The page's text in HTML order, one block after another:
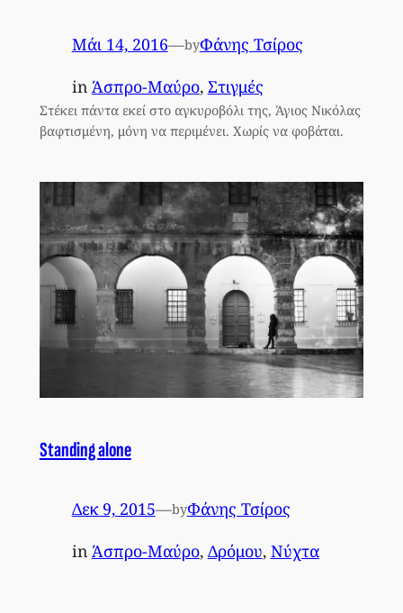
Μάι 14, 2016—byΦάνης Τσίρος
in Άσπρο-Μαύρο, Στιγμές
Στέκει πάντα εκεί στο αγκυροβόλι της, Άγιος Νικόλας
βαφτισμένη, μόνη να περιμένει. Χωρίς να φοβάται.
Standing alone
Δεκ 9, 2015—byΦάνης Τσίρος
in Άσπρο-Μαύρο, Δρόμου, Νύχτα